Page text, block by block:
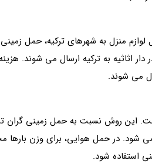
منزل به شهرهای ترکیه، حمل
اثاثیه به ترکیه ارسال می شوند.
این روش نسبت به حمل زمینی گران تر
شود. در حمل هوایی، برای وزن بارها
استفاده شود.